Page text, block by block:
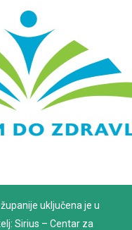
uključena je u
Sirius – Centar za